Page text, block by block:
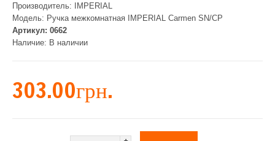
Производитель:
IMPERIAL
Модель: Ручка межкомнатная IMPERIAL Carmen SN/CP
Артикул: 0662
Наличие: В наличии
303.00грн.